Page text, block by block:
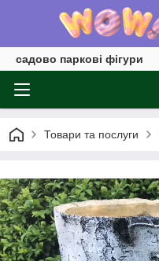
садово паркові фігури
Товари та послуги